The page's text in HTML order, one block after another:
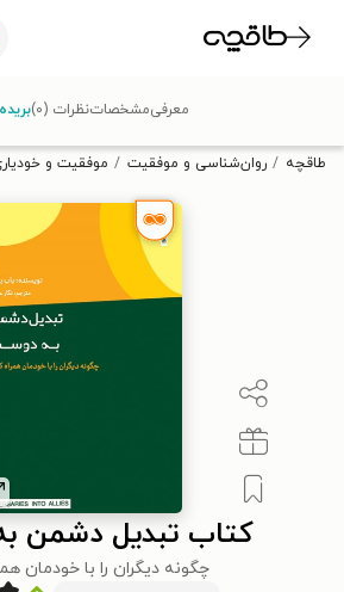
تخفیف از طاقچه دریافت
طاقچه روان‌شناسی و موفقیت موفقیت و
کتاب تبدیل دشمن
چگونه دیگران را با خودمان
معرفیمشخصاتنظرات (۰)